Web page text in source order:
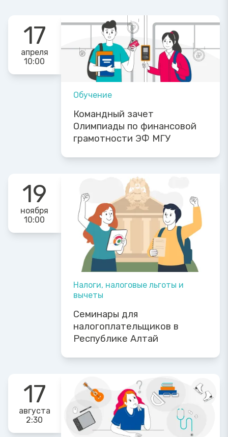
17
апреля
10:00
Обучение
Командный зачет
Олимпиады по финансовой
грамотности ЭФ МГУ
19
ноября
10:00
Налоги, налоговые льготы и
вычеты
Семинары для
налогоплательщиков в
Республике Алтай
17
августа
2:30